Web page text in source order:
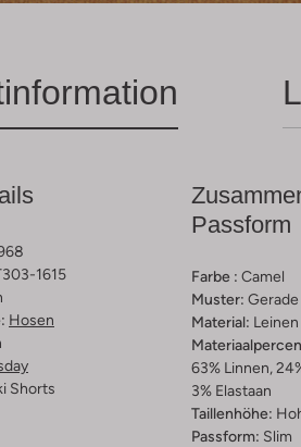
1615
Hosen
Shorts
Passform
Farbe : Camel
Muster: Gerade
Material: Leinen
63% Linnen,
3% Elastaan
Taillenhöhe:
Passform: Slim